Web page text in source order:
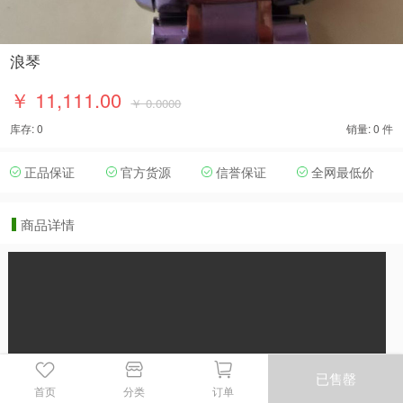
浪琴
￥ 11,111.00 ￥ 0.0000
库存: 0 销量: 0 件
正品保证 官方货源 信誉保证 全网最低价
商品详情
首页 分类 订单
已售罄